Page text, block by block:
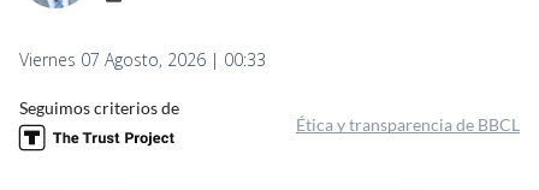
Viernes 07 Agosto, 2026 | 00:33
Seguimos criterios de
Ética y transparencia de BBCL